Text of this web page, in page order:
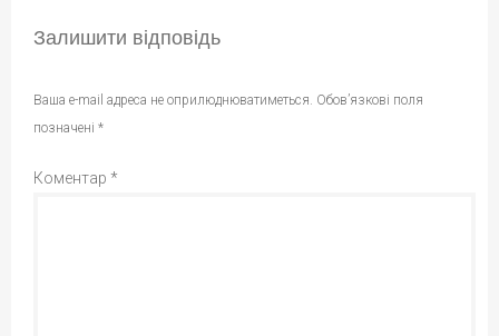
Залишити відповідь
Ваша e-mail адреса не оприлюднюватиметься. Обов’язкові поля
позначені *
Коментар *